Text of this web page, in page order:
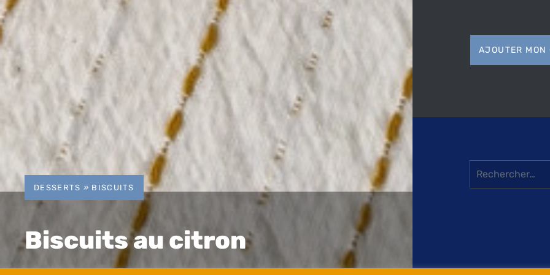
DESSERTS » BISCUITS
Biscuits au citron
AJOUTER MON